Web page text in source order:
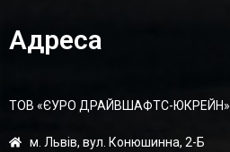
Адреса
ТОВ «ЄУРО ДРАЙВШАФТC-ЮКРЕЙН»
м. Львів, вул. Конюшинна, 2-Б